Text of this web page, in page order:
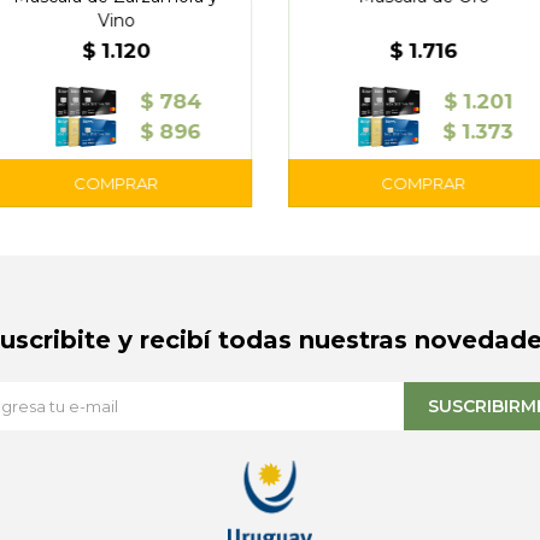
Vino
$ 1.120
$ 784
$ 896
$ 1.716
$ 1.201
$ 1.373
y recibí todas nuestras